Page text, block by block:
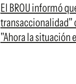
El BROU informó
transaccionalidad"
"Ahora la situación